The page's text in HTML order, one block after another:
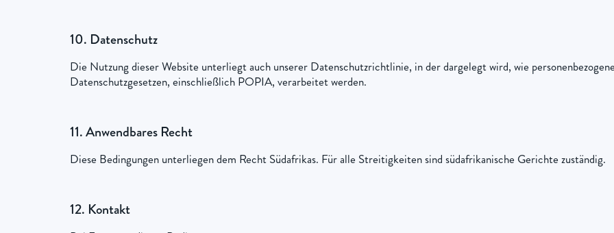
10. Datenschutz
Die Nutzung dieser Website unterliegt auch unserer Datenschutzrichtlinie, in der dargelegt wird, wie
Datenschutzgesetzen, einschließlich POPIA, verarbeitet werden.
11. Anwendbares Recht
Diese Bedingungen unterliegen dem Recht Südafrikas. Für alle Streitigkeiten sind südafrikanische Gerichte zuständig.
12. Kontakt